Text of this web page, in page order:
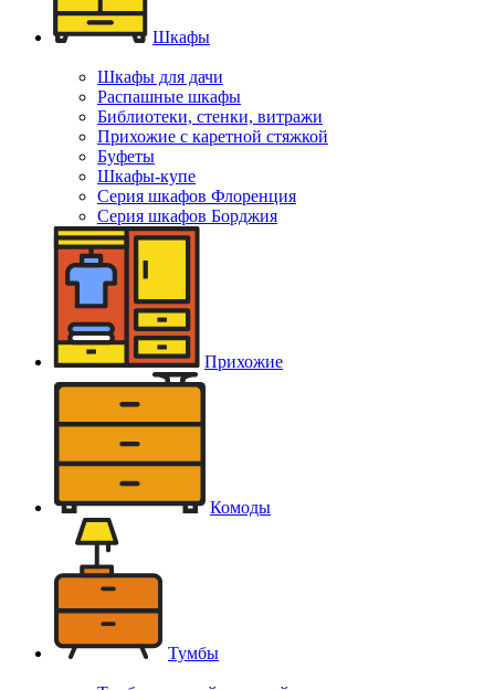
Шкафы
Шкафы для дачи
Распашные шкафы
Библиотеки, стенки, витражи
Прихожие с каретной стяжкой
Буфеты
Шкафы-купе
Серия шкафов Флоренция
Серия шкафов Борджия
Прихожие
Комоды
Тумбы